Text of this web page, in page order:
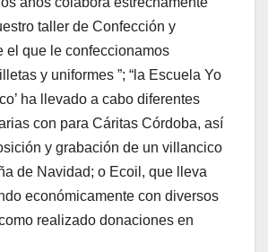
taller de Confección y
el que le confeccionamos
y uniformes ”; “la Escuela Yo
ha llevado a cabo diferentes
con para Cáritas Córdoba, así
y grabación de un villancico
de Navidad; o Ecoil, que lleva
económicamente con diversos
realizado donaciones en